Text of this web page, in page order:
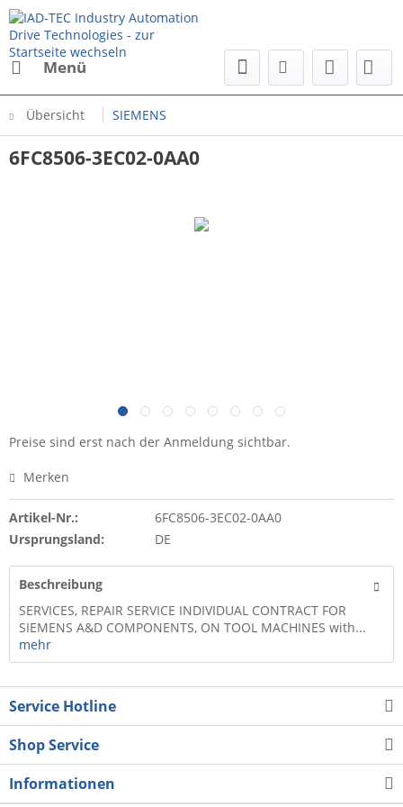
Menü
Übersicht SIEMENS
6FC8506-3EC02-0AA0
Preise sind erst nach der Anmeldung sichtbar.
Merken
Artikel-Nr.:
6FC8506-3EC02-0AA0
Ursprungsland:
DE
Beschreibung
SERVICES, REPAIR SERVICE INDIVIDUAL CONTRACT FOR
SIEMENS A&D COMPONENTS, ON TOOL MACHINES with...
mehr
Service Hotline
Shop Service
Informationen